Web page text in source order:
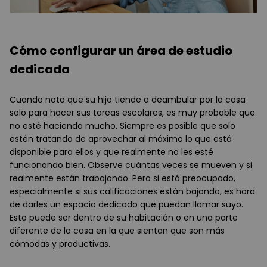
Cómo configurar un área de estudio
dedicada
Cuando nota que su hijo tiende a deambular por la casa
solo para hacer sus tareas escolares, es muy probable que
no esté haciendo mucho. Siempre es posible que solo
estén tratando de aprovechar al máximo lo que está
disponible para ellos y que realmente no les esté
funcionando bien. Observe cuántas veces se mueven y si
realmente están trabajando. Pero si está preocupado,
especialmente si sus calificaciones están bajando, es hora
de darles un espacio dedicado que puedan llamar suyo.
Esto puede ser dentro de su habitación o en una parte
diferente de la casa en la que sientan que son más
cómodas y productivas.